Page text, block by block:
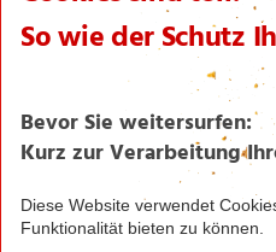
Verantwortung/CSR
NORMA News
Seite drucken
Greifen Sie schnell zu! Alle